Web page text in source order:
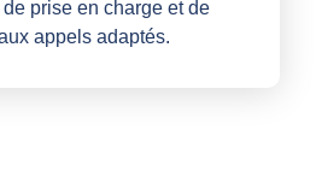
prise en charge et de
appels adaptés.